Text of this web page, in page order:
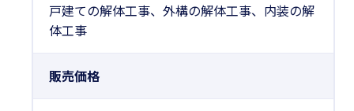
戸建ての解体工事、外構の解体工事、内装の解
体工事
販売価格